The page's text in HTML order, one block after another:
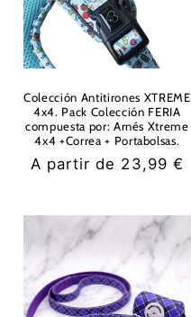
Colección Antitirones XTREME
4x4. Pack Colección FERIA
compuesta por: Arnés Xtreme
4x4 +Correa + Portabolsas.
Precio
A partir de 23,99 €